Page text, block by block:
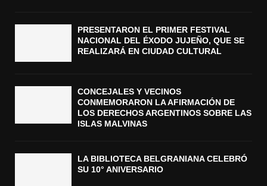
PRESENTARON EL PRIMER FESTIVAL
NACIONAL DEL ÉXODO JUJEÑO, QUE SE
REALIZARÁ EN CIUDAD CULTURAL
CONCEJALES Y VECINOS
CONMEMORARON LA AFIRMACIÓN DE
LOS DERECHOS ARGENTINOS SOBRE LAS
ISLAS MALVINAS
LA BIBLIOTECA BELGRANIANA CELEBRÓ
SU 10° ANIVERSARIO